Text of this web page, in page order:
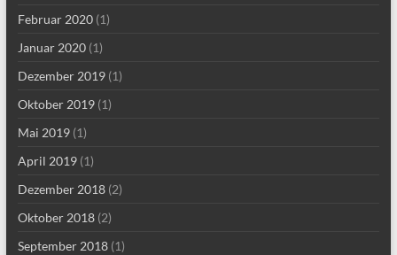
Februar 2020(1)
Januar 2020(1)
Dezember 2019(1)
Oktober 2019(1)
Mai 2019(1)
April 2019(1)
Dezember 2018(2)
Oktober 2018(2)
September 2018(1)